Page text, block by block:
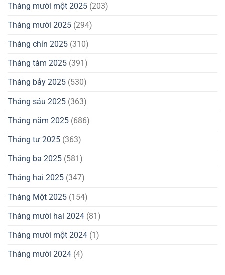
Tháng mười một 2025 (203)
Tháng mười 2025 (294)
Tháng chín 2025 (310)
Tháng tám 2025 (391)
Tháng bảy 2025 (530)
Tháng sáu 2025 (363)
Tháng năm 2025 (686)
Tháng tư 2025 (363)
Tháng ba 2025 (581)
Tháng hai 2025 (347)
Tháng Một 2025 (154)
Tháng mười hai 2024 (81)
Tháng mười một 2024 (1)
Tháng mười 2024 (4)